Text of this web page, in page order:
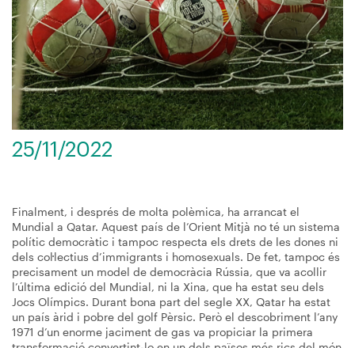
25/11/2022
Finalment, i després de molta polèmica, ha arrancat el
Mundial a Qatar. Aquest país de l’Orient Mitjà no té un sistema
polític democràtic i tampoc respecta els drets de les dones ni
dels col·lectius d’immigrants i homosexuals. De fet, tampoc és
precisament un model de democràcia Rússia, que va acollir
l’última edició del Mundial, ni la Xina, que ha estat seu dels
Jocs Olímpics. Durant bona part del segle XX, Qatar ha estat
un país àrid i pobre del golf Pèrsic. Però el descobriment l’any
1971 d’un enorme jaciment de gas va propiciar la primera